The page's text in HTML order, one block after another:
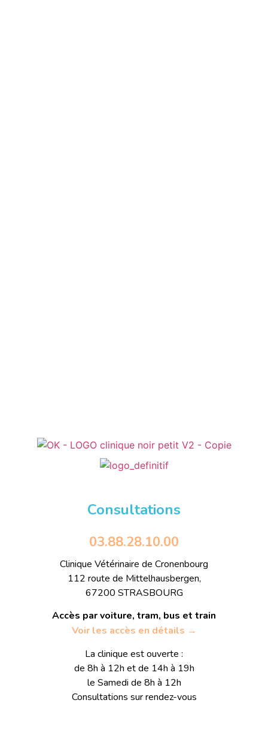
Consultations
03.88.28.10.00
Clinique Vétérinaire de Cronenbourg
112 route de Mittelhausbergen,
67200 STRASBOURG
Accès par voiture, tram, bus et train
Voir les accès en détails →
La clinique est ouverte :
de 8h à 12h et de 14h à 19h
le Samedi de 8h à 12h
Consultations sur rendez-vous